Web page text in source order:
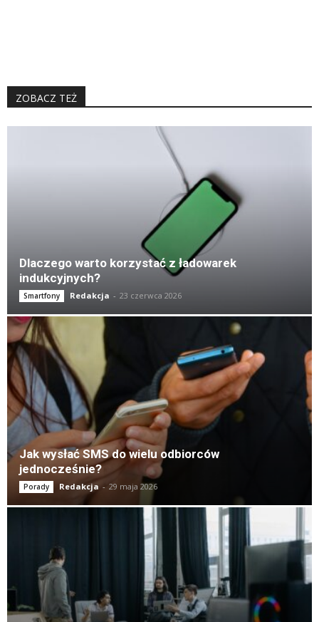
ZOBACZ TEŻ
Dlaczego warto korzystać z ładowarek
indukcyjnych?
Smartfony Redakcja - 23 czerwca 2026
Jak wysłać SMS do wielu odbiorców
jednocześnie?
Porady Redakcja - 29 maja 2026